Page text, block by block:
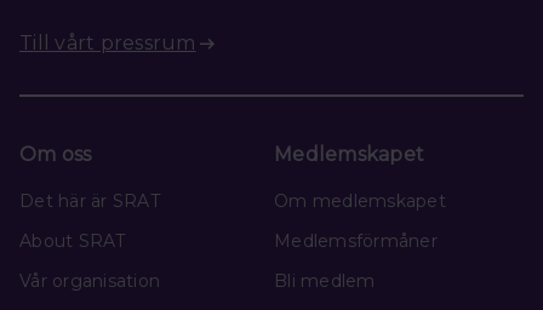
Till vårt pressrum
Om oss
Det här är SRAT
About SRAT
Vår organisation
Medlemskapet
Om medlemskapet
Medlemsförmåner
Bli medlem